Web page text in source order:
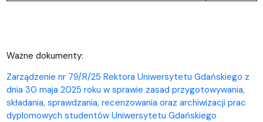
Ważne dokumenty:
Zarządzenie nr 79/R/25 Rektora Uniwersytetu Gdańskiego z
dnia 30 maja 2025 roku w sprawie zasad przygotowywania,
składania, sprawdzania, recenzowania oraz archiwizacji prac
dyplomowych studentów Uniwersytetu Gdańskiego